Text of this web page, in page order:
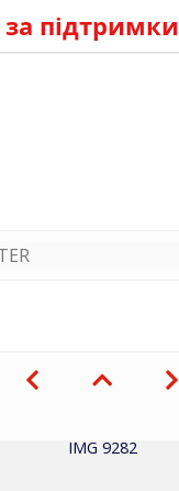
підтримки
IMG 9282